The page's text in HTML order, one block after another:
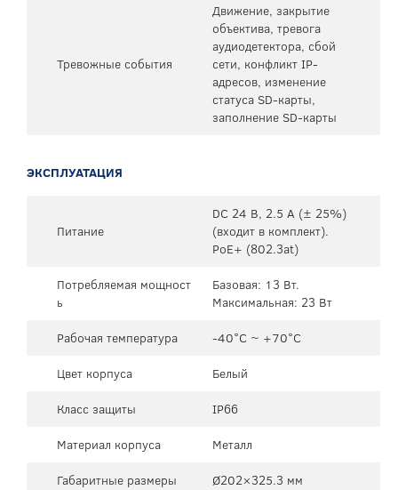
Тревожные события
Движение, закрытие
объектива, тревога
аудиодетектора, сбой
сети, конфликт IP-
адресов, изменение
статуса SD-карты,
заполнение SD-карты
ЭКСПЛУАТАЦИЯ
Питание
DC 24 В, 2.5 А (± 25%)
(входит в комплект).
PoE+ (802.3at)
Потребляемая мощност
ь
Базовая: 13 Вт.
Максимальная: 23 Вт
Рабочая температура
-40°C ~ +70°C
Цвет корпуса
Белый
Класс защиты
IP66
Материал корпуса
Металл
Габаритные размеры
Ø202×325.3 мм